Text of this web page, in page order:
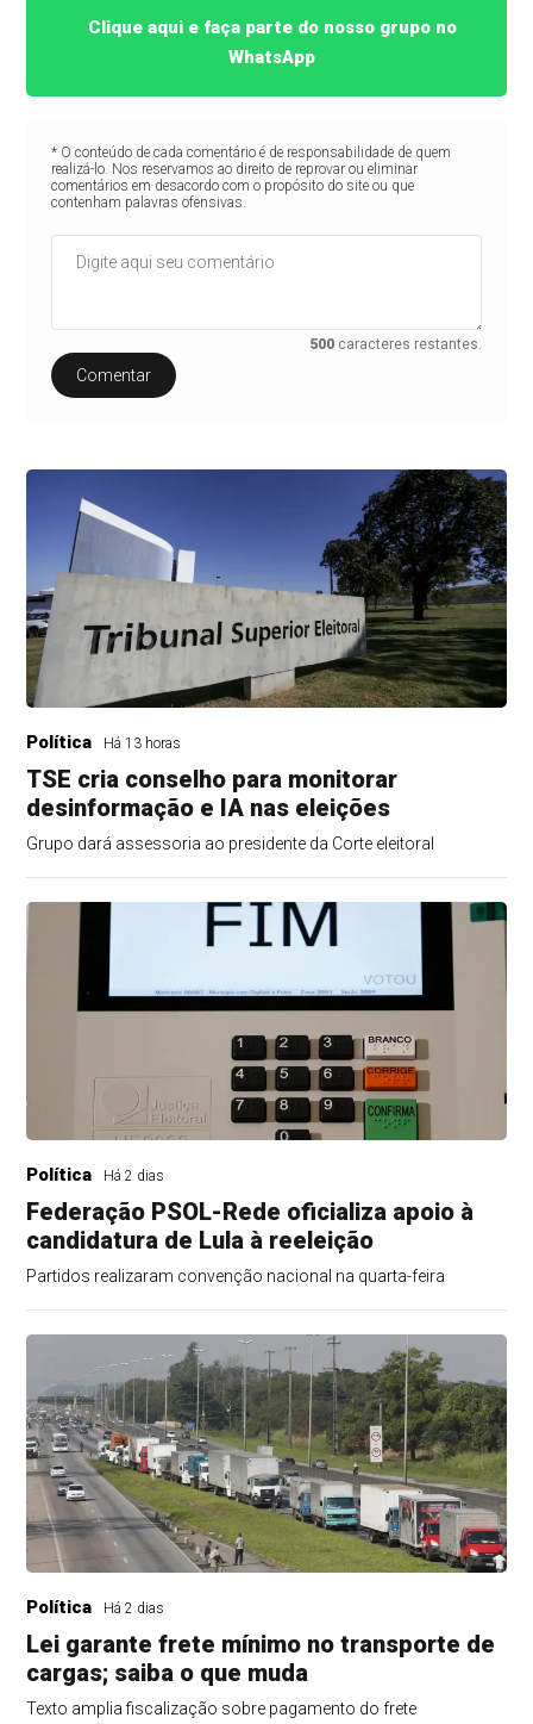
Clique aqui e faça parte do nosso grupo no
WhatsApp
* O conteúdo de cada comentário é de responsabilidade de quem
realizá-lo. Nos reservamos ao direito de reprovar ou eliminar
comentários em desacordo com o propósito do site ou que
contenham palavras ofensivas.
500 caracteres restantes.
Comentar
Política Há 13 horas
TSE cria conselho para monitorar
desinformação e IA nas eleições
Grupo dará assessoria ao presidente da Corte eleitoral
Política Há 2 dias
Federação PSOL-Rede oficializa apoio à
candidatura de Lula à reeleição
Partidos realizaram convenção nacional na quarta-feira
Política Há 2 dias
Lei garante frete mínimo no transporte de
cargas; saiba o que muda
Texto amplia fiscalização sobre pagamento do frete